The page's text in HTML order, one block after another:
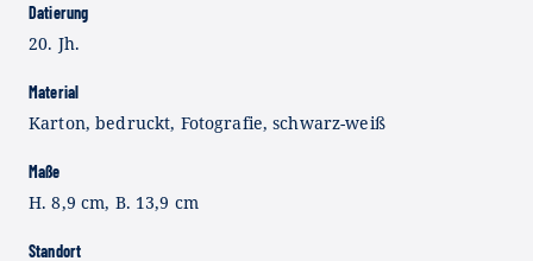
Datierung
20. Jh.
Material
Karton, bedruckt, Fotografie, schwarz-weiß
Maße
H. 8,9 cm, B. 13,9 cm
Standort